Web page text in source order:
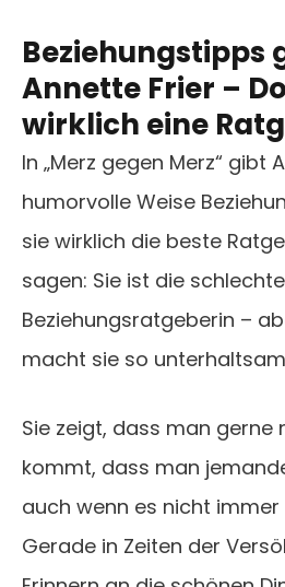
Beziehungstipps
Annette Frier –
wirklich eine
In „Merz gegen Merz“ gibt
humorvolle Weise
sie wirklich die beste
sagen: Sie ist die
Beziehungsratgeberin –
macht sie so
Sie zeigt, dass man gerne
kommt, dass man
auch wenn es nicht
Gerade in Zeiten der